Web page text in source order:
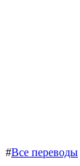
#Все переводы